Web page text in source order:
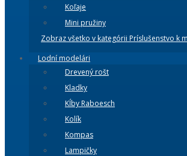
Koľaje
Mini pružiny
Zobraz všetko v kategórii Príslušenstvo k
Lodní modelári
Drevený rošt
Kladky
Kĺby Raboesch
Kolík
Kompas
Lampičky